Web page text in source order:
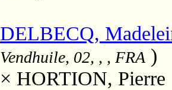
DELBECQ,
Vendhuile, 02, , , FRA )
× HORTION, Pierre